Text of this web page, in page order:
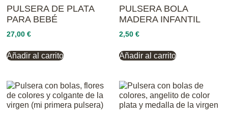
PULSERA DE PLATA
PARA BEBÉ
27,00€
Añadir al carrito
PULSERA BOLA
MADERA INFANTIL
2,50 €
Añadir al carrito